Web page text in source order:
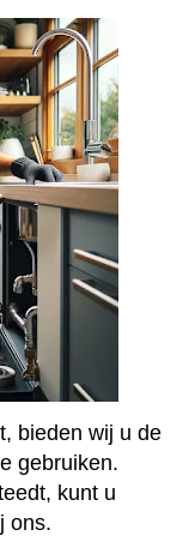
bieden wij u de
gebruiken.
kunt u
ons.